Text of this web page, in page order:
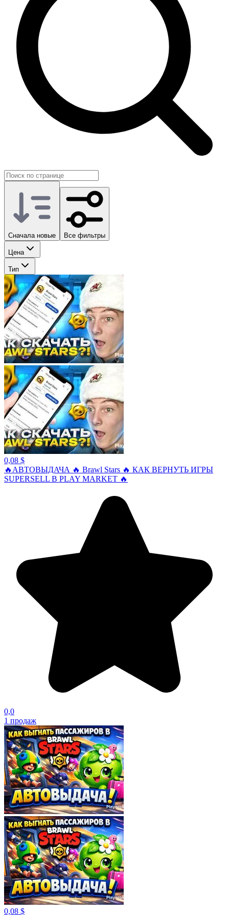
Это помогает избежать пересечений с уже имеющимися
предметами и точно подобрать нужную услугу под задачу.
Такой подход ценят и активные игроки, и те, кто
возвращается в проект после перерыва: точечная покупка даёт
ощутимый результат без лишних трат.
На GG.Store раздел Прочее Brawl Stars собран рядом с
отзывами о продавцах. Вы выбираете вариант под свои цели
и обсуждаете удобный формат передачи в переписке.
Сначала новые Все фильтры
Цена
Тип
0,08 $
🔥АВТОВЫДАЧА 🔥 Brawl Stars 🔥 КАК ВЕРНУТЬ ИГРЫ
SUPERSELL В PLAY MARKET 🔥
0,0
1 продаж
0,08 $